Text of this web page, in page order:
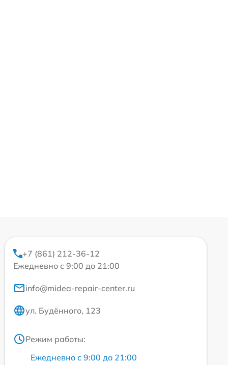
+7 (861) 212-36-12
Ежедневно с 9:00 до 21:00
info@midea-repair-center.ru
ул. Будённого, 123
Режим работы:
Ежедневно с 9:00 до 21:00